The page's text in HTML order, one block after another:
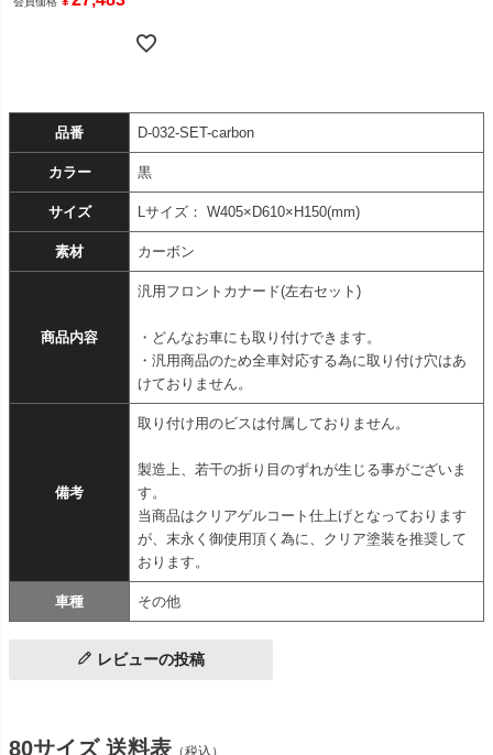
品番 D-032-SET-carbon
カラー 黒
サイズ Lサイズ： W405×D610×H150(mm)
素材 カーボン
商品内容
汎用フロントカナード(左右セット)
・どんなお車にも取り付けできます。
・汎用商品のため全車対応する為に取り付け穴はあ
けておりません。
備考
取り付け用のビスは付属しておりません。
製造上、若干の折り目のずれが生じる事がございま
す。
当商品はクリアゲルコート仕上げとなっております
が、末永く御使用頂く為に、クリア塗装を推奨して
おります。
車種 その他
レビューの投稿
80サイズ 送料表 （税込）